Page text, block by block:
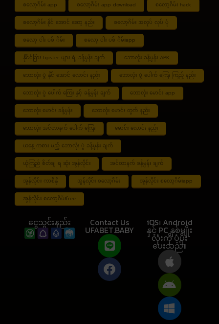
စလော့ဂိမ်း app စလော့ဂိမ်း app download စလော့ဂိမ်း hack
စလော့ဂိမ်း နိုင် အောင် ဆော့ နည်း စလော့ဂိမ်း အလုပ် လုပ် ပုံ
စလော့ ငါး ပစ် ဂိမ်း စလော့ ငါး ပစ် ဂိမ်းapp
နိုင်ငံခြား tipster များ ရဲ့ ခန့်မှန်း ချက် ဘောလုံး ခန့်မှန်း APK
ဘောလုံး ပွဲ နိုင် အောင် လောင်း နည်း ဘောလုံး ပွဲ ပေါက် ကြေး ကြည့် နည်း
ဘောလုံး ပွဲ ပေါက် ကြေး နှင့် ခန့်မှန်း ချက် ဘောလုံး မောင်း app
ဘောလုံး မောင်း ခန့်မှန်း ဘောလုံး မောင်း တွက် နည်း
ဘောလုံး အင်တာနက် ပေါက် ကြေး မောင်း လောင်း နည်း
ယနေ့ ကစား မည့် ဘောလုံး ပွဲ ခန့်မှန်း ချက်
ယုံကြည် စိတ်ချ ရ ဆုံး အွန်လိုင်း အင်တာနက် ခန့်မှန်း ချက်
အွန်လိုင်း ကာစီနို အွန်လိုင်း စလော့ဂိမ်း အွန်လိုင်း စလော့ဂိမ်းapp
အွန်လိုင်း စလော့ဂိမ်းfree
ငွေသွင်းနည်း Contact Us
UFABET.BABY
iOS၊ Android
နှင့် PC နှစ်မျိုး
လုံးကို ပံ့ပိုး
ပေးသည်။